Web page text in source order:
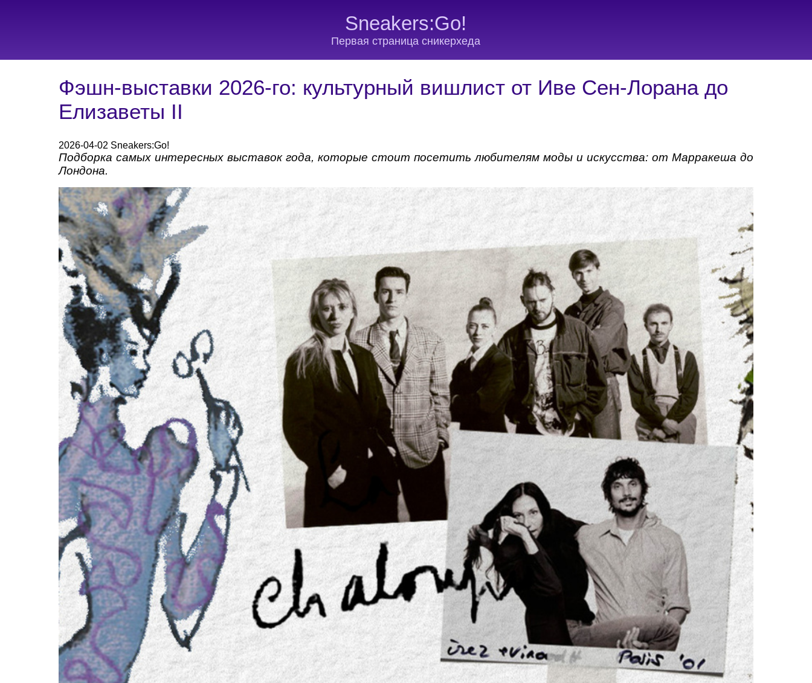
Sneakers:Go!
Первая страница сникерхеда
Фэшн-выставки 2026-го: культурный вишлист от Иве Сен-Лорана до
Елизаветы II
2026-04-02 Sneakers:Go!
Подборка самых интересных выставок года, которые стоит посетить любителям моды и искусства: от Марракеша до
Лондона.